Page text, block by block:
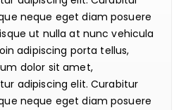
neque eget diam posuere
ut nulla at nunc vehicula
adipiscing porta tellus,
dolor sit amet,
adipiscing elit. Curabitur
neque eget diam posuere